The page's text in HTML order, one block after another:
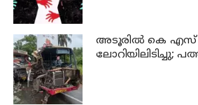
അടൂരില്‍ കെ എസ്
ലോറിയിലിടിച്ചു;